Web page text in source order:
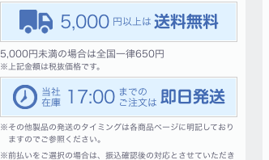
5,000
5,000円未満の場合は全国一律650円
※ 上記金額は税抜価格です。
17:00
※その他製品の発送のタイミングは各商品ページに明記しており
ますのでご参照ください。
※前払いをご選択の場合は、振込確認後の対応とさせていただき